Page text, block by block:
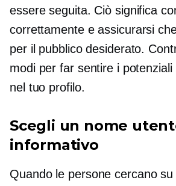
essere seguita. Ciò significa
correttamente e assicurarsi
per il pubblico desiderato.
modi per far sentire i
nel tuo profilo.
Scegli un nome
informativo
Quando le persone cercano